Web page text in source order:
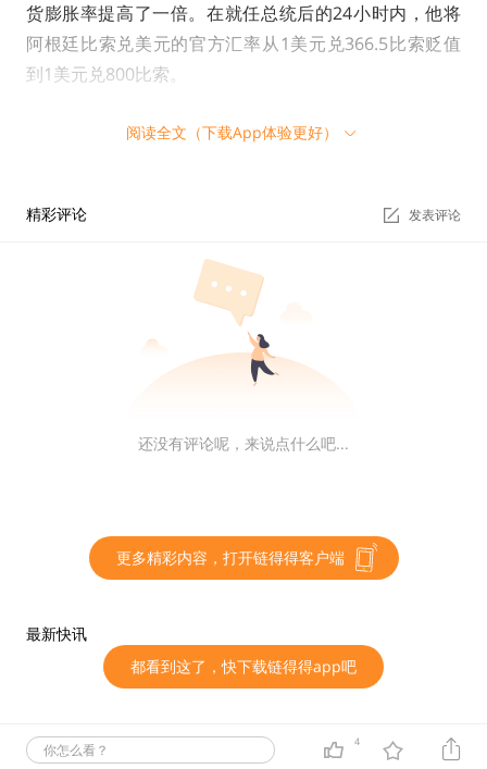
货膨胀率提高了一倍。在就任总统后的24小时内，他将
阿根廷比索兑美元的官方汇率从1美元兑366.5比索贬值
到1美元兑800比索。
报告：美国99%金融企业今年对加密项目的关注程
司中，其中99%今年对加密项目的关注程度与往年一样或
更多。根据调查结果，尽管对采用加密相关技术有着极大
的兴趣，但这些公司仍面临着各种障碍和挑战。56%的受
访者表示，部署复杂性是推出加密解决方案的最大障碍。
Amber Group过去24小时提取价值近1000万美元
ARB与WLD
据The Data Nerd监测，过去24小时，Amber Group提
取300万枚ARB（约352万美元）与244万枚WLD（约630
万美元），目前仍持有1486.4万枚ARB（约1709万美
阅读全文（下载App体验更好）
精彩评论 发表评论
还没有评论呢，来说点什么吧...
更多精彩内容，打开链得得客户端
最新快讯
都看到这了，快下载链得得app吧
你怎么看？ 4